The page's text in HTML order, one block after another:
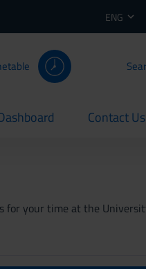
ENG
Contact Us
current
for your time at the